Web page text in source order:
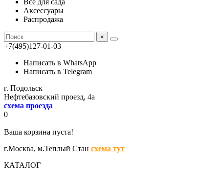
Все для сада
Аксессуары
Распродажа
×
+7(495)127-01-03
Написать в WhatsApp
Написать в Telegram
г. Подольск
Нефтебазовский проезд, 4а
схема проезда
0
Ваша корзина пуста!
г.Москва, м.Теплый Стан схема тут
КАТАЛОГ